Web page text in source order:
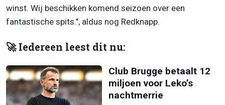
winst. Wij beschikken komend seizoen over een
fantastische spits.", aldus nog Redknapp.
🚀 Iedereen leest dit nu:
Club Brugge betaalt 12
miljoen voor Leko’s
nachtmerrie